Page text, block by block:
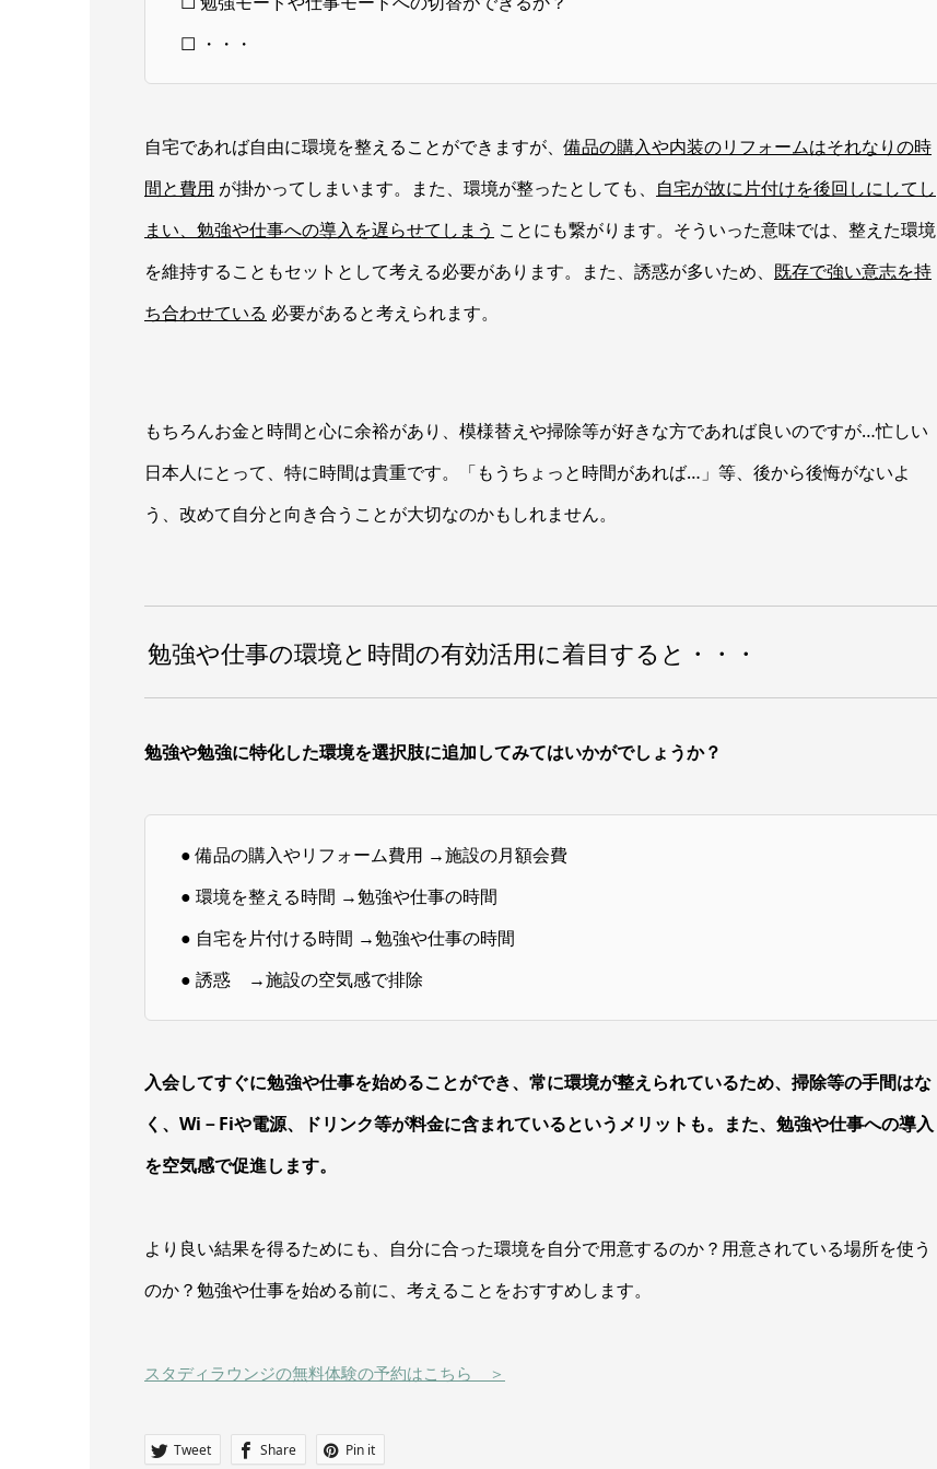
☐ ・・・
自宅であれば自由に環境を整えることができますが、備品の購入や内装のリフォームはそれなりの時
間と費用 が掛かってしまいます。また、環境が整ったとしても、 自宅が故に片付けを後回しにしてし
まい、勉強や仕事への導入を遅らせてしまう ことにも繋がります。そういった意味では、整えた環境
を維持することもセットとして考える必要があります。また、誘惑が多いため、 既存で強い意志を持
ち合わせている 必要があると考えられます。
もちろんお金と時間と心に余裕があり、模様替えや掃除等が好きな方であれば良いのですが…忙しい
日本人にとって、特に時間は貴重です。「もうちょっと時間があれば…」等、後から後悔がないよ
う、改めて自分と向き合うことが大切なのかもしれません。
勉強や仕事の環境と時間の有効活用に着目すると・・・
勉強や勉強に特化した環境を選択肢に追加してみてはいかがでしょうか？
● 備品の購入やリフォーム費用 →施設の月額会費
● 環境を整える時間 →勉強や仕事の時間
● 自宅を片付ける時間 →勉強や仕事の時間
● 誘惑 →施設の空気感で排除
入会してすぐに勉強や仕事を始めることができ、常に環境が整えられているため、掃除等の手間はな
く、Wi－Fiや電源、ドリンク等が料金に含まれているというメリットも。また、勉強や仕事への導入
を空気感で促進します。
より良い結果を得るためにも、自分に合った環境を自分で用意するのか？用意されている場所を使う
のか？勉強や仕事を始める前に、考えることをおすすめします。
スタディラウンジの無料体験の予約はこちら ＞
Tweet Share Pin it